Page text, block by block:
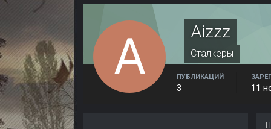
Aizzz
Сталкеры
ПУБЛИКАЦИЙ
3 11